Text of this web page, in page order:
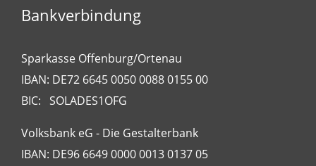
Bankverbindung
Sparkasse Offenburg/Ortenau
IBAN: DE72 6645 0050 0088 0155 00
BIC: SOLADES1OFG
Volksbank eG - Die Gestalterbank
IBAN: DE96 6649 0000 0013 0137 05